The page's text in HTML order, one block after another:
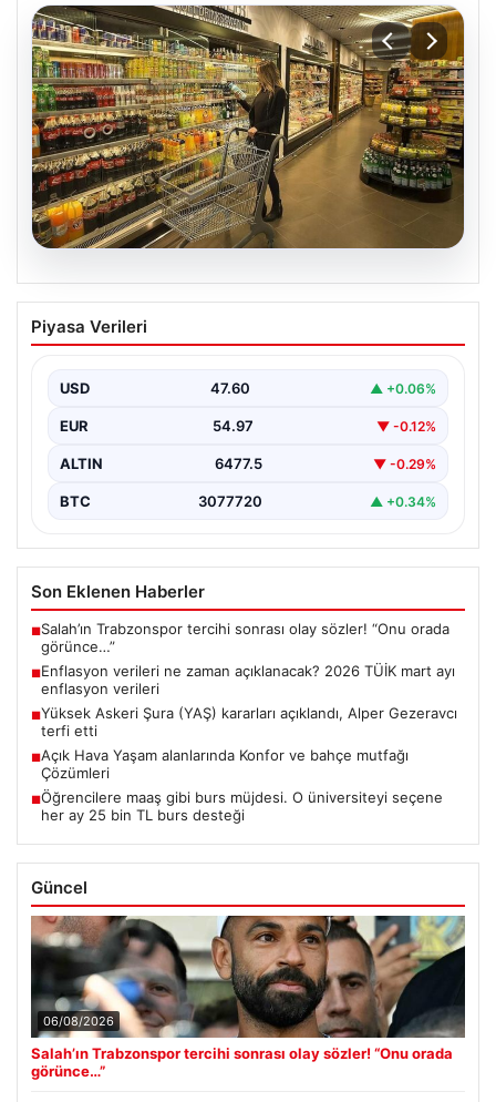
05.08.2026
Enflasyon verileri ne zaman
açıklanacak? 2026 TÜİK mart ayı
Piyasa Verileri
USD 47.60 ▲ +0.06%
EUR 54.97 ▼ -0.12%
ALTIN 6477.5 ▼ -0.29%
BTC 3077720 ▲ +0.34%
Son Eklenen Haberler
■Salah’ın Trabzonspor tercihi sonrası olay sözler! “Onu orada
görünce…”
■Enflasyon verileri ne zaman açıklanacak? 2026 TÜİK mart ayı
enflasyon verileri
■Yüksek Askeri Şura (YAŞ) kararları açıklandı, Alper Gezeravcı
terfi etti
■Açık Hava Yaşam alanlarında Konfor ve bahçe mutfağı
Çözümleri
■Öğrencilere maaş gibi burs müjdesi. O üniversiteyi seçene
her ay 25 bin TL burs desteği
Güncel
06/08/2026
Salah’ın Trabzonspor tercihi sonrası olay sözler! “Onu orada
görünce…”